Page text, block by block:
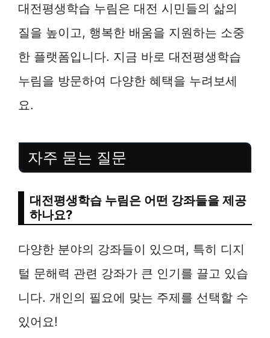
대전평생학습 누림은 대전 시민들의 삶의
질을 높이고, 행복한 배움을 지원하는 소중
한 플랫폼입니다. 지금 바로 대전평생학습
누림을 방문하여 다양한 혜택을 누려보세
요.
자주 묻는 질문
대전평생학습 누림은 어떤 강좌들을 제공
하나요?
다양한 분야의 강좌들이 있으며, 특히 디지
털 문해력 관련 강좌가 큰 인기를 끌고 있습
니다. 개인의 필요에 맞는 주제를 선택할 수
있어요!